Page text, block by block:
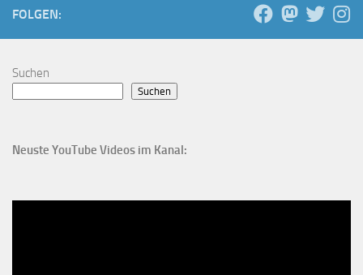
FOLGEN:
Suchen
Suchen
Neuste YouTube Videos im Kanal: